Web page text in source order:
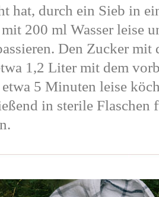
hat, durch ein Sieb in
200 ml Wasser leise
Den Zucker mit
1,2 Liter mit dem
5 Minuten leise
in sterile Flaschen